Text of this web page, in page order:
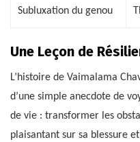
Subluxation du genou
Une Leçon de
L’histoire de Vaimalama
d’une simple anecdote de
de vie : transformer les
plaisantant sur sa blessure